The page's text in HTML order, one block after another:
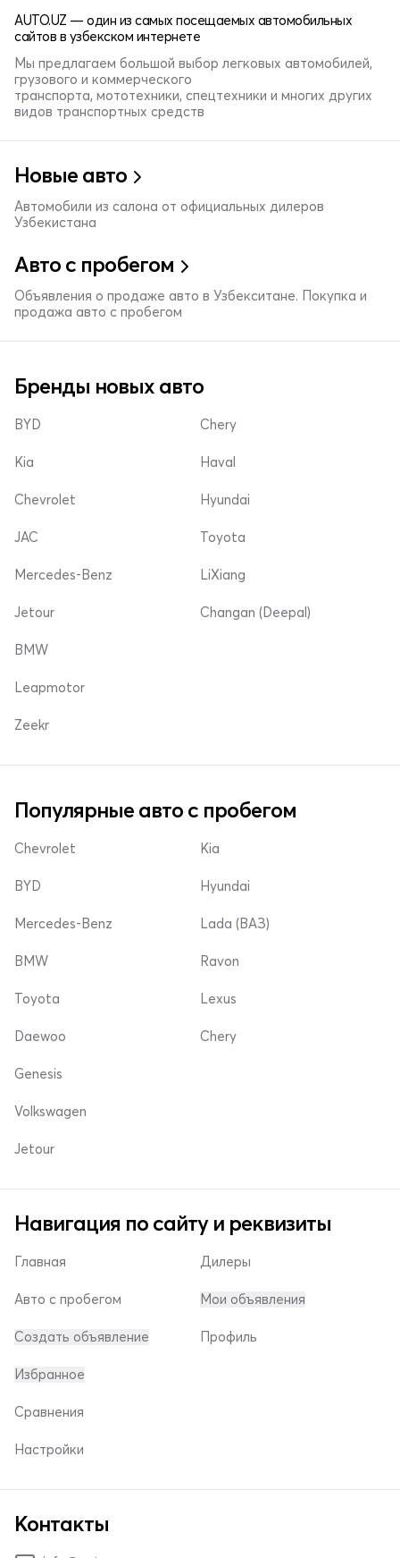
AUTO.UZ — один из самых посещаемых автомобильных
сайтов в узбекском интернете
Мы предлагаем большой выбор легковых автомобилей,
грузового и коммерческого
транспорта, мототехники, спецтехники и многих других
видов транспортных средств
Новые авто
Автомобили из салона от официальных дилеров
Узбекистана
Авто с пробегом
Объявления о продаже авто в Узбекситане. Покупка и
продажа авто с пробегом
Бренды новых авто
BYD
Kia
Chevrolet
Chery
Haval
Hyundai
JAC
Mercedes-Benz
Jetour
Toyota
LiXiang
Changan (Deepal)
BMW
Leapmotor
Zeekr
Популярные авто с пробегом
Chevrolet
BYD
Mercedes-Benz
Kia
Hyundai
Lada (ВАЗ)
BMW
Toyota
Daewoo
Ravon
Lexus
Chery
Genesis
Volkswagen
Jetour
Навигация по сайту и реквизиты
Главная
Авто с пробегом
Создать объявление
Дилеры
Мои объявления
Профиль
Избранное
Сравнения
Настройки
Контакты